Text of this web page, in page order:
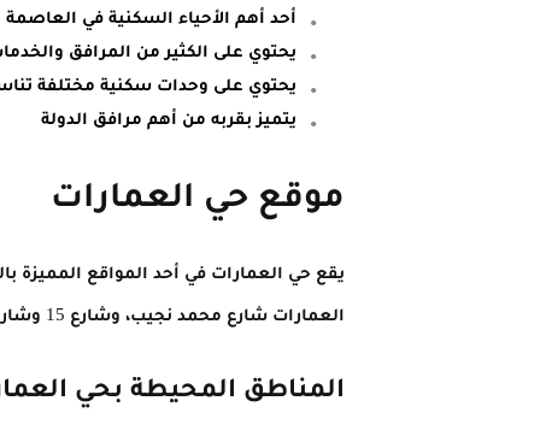
أحد أهم الأحياء السكنية في العاصمة
يحتوي على الكثير من المرافق
يحتوي على وحدات سكنية مختلفة
يتميز بقربه من أهم مرافق الدولة
موقع حي العمارات
العمارات شارع محمد نجيب، وشارع 15 وشارع 61.
المناطق المحيطة بحي